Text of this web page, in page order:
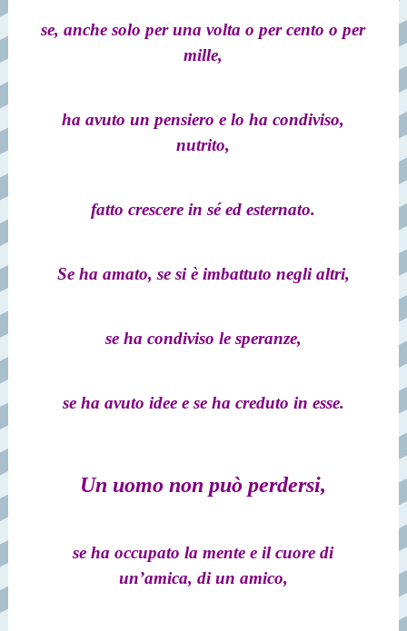
se, anche solo per una volta o per cento o per
mille,
ha avuto un pensiero e lo ha condiviso,
nutrito,
fatto crescere in sé ed esternato.
Se ha amato, se si è imbattuto negli altri,
se ha condiviso le speranze,
se ha avuto idee e se ha creduto in esse.
Un uomo non può perdersi,
se ha occupato la mente e il cuore di
un’amica, di un amico,